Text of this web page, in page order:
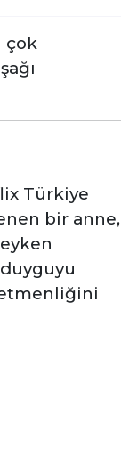
çok
Türkiye
bir anne,